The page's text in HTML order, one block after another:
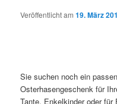
Veröffentlicht am19. März
Sie suchen noch ein
Osterhasengeschenk für
Tante, Enkelkinder oder für